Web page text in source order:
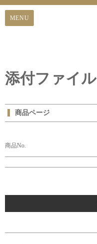
添付ファイル
商品ページ
商品No.